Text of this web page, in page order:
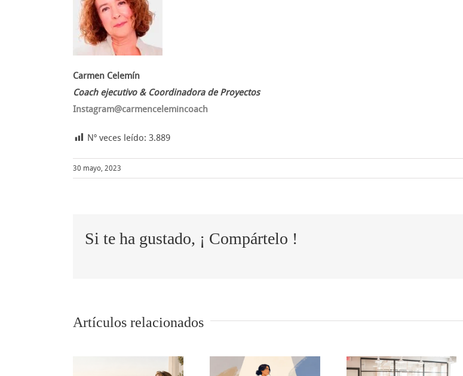
Carmen Celemín
Coach ejecutivo & Coordinadora de Proyectos
Instagram@carmencelemincoach
Nº veces leído: 3.889
30 mayo, 2023
Si te ha gustado, ¡ Compártelo !
Artículos relacionados
5 tips para
transformar